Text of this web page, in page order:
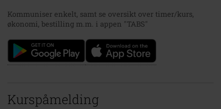
Kommuniser enkelt, samt se oversikt over timer/kurs,
økonomi, bestilling m.m. i appen "TABS"
Kurspåmelding